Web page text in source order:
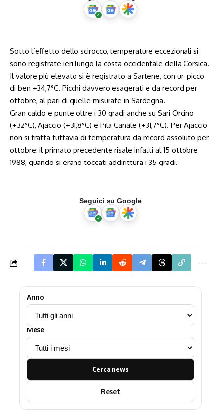
Sotto l’effetto dello scirocco, temperature eccezionali si
sono registrate ieri lungo la costa occidentale della Corsica.
Il valore più elevato si è registrato a Sartene, con un picco
di ben +34,7°C. Picchi davvero esagerati e da record per
ottobre, al pari di quelle misurate in Sardegna.
Gran caldo e punte oltre i 30 gradi anche su Sari Orcino
(+32°C), Ajaccio (+31,8°C) e Pila Canale (+31,7°C). Per Ajaccio
non si tratta tuttavia di temperatura da record assoluto per
ottobre: il primato precedente risale infatti al 15 ottobre
1988, quando si erano toccati addirittura i 35 gradi.
Seguici su Google
Anno
Mese
Cerca news
Reset